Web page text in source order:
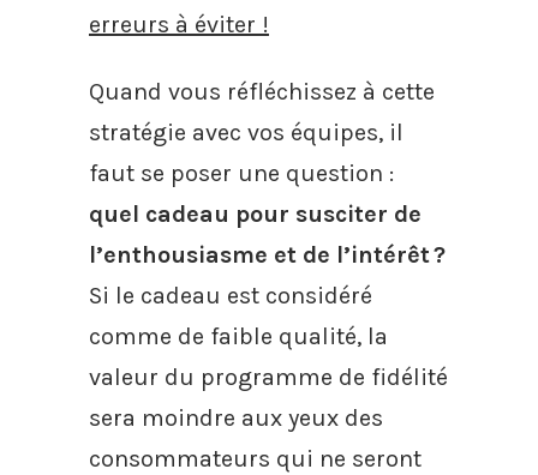
erreurs à éviter !
Quand vous réfléchissez à cette
stratégie avec vos équipes, il
faut se poser une question :
quel cadeau pour susciter de
l’enthousiasme et de l’intérêt ?
Si le cadeau est considéré
comme de faible qualité, la
valeur du programme de fidélité
sera moindre aux yeux des
consommateurs qui ne seront